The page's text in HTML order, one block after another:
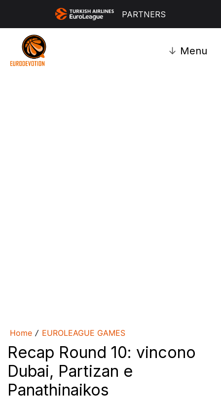
PARTNERS
↓ Menu
Home / EUROLEAGUE GAMES
Recap Round 10: vincono
Dubai, Partizan e
Panathinaikos